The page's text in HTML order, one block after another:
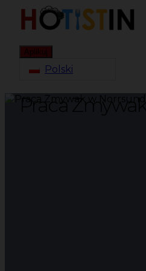
Aplikuj
Polski